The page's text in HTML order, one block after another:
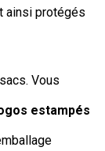
ainsi protégés
Vous
estampés